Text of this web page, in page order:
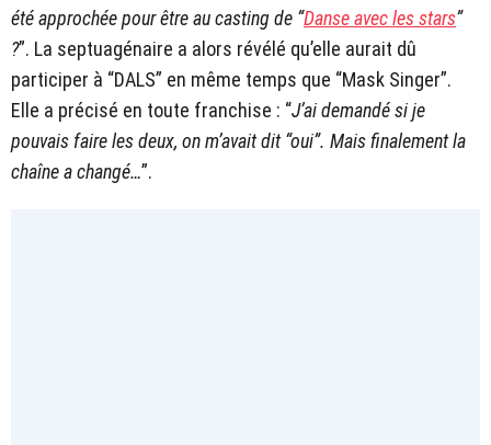
été approchée pour être au casting de “Danse avec les stars”
?”. La septuagénaire a alors révélé qu’elle aurait dû
participer à “DALS” en même temps que “Mask Singer”.
Elle a précisé en toute franchise : “J’ai demandé si je
pouvais faire les deux, on m’avait dit “oui”. Mais finalement la
chaîne a changé…”.